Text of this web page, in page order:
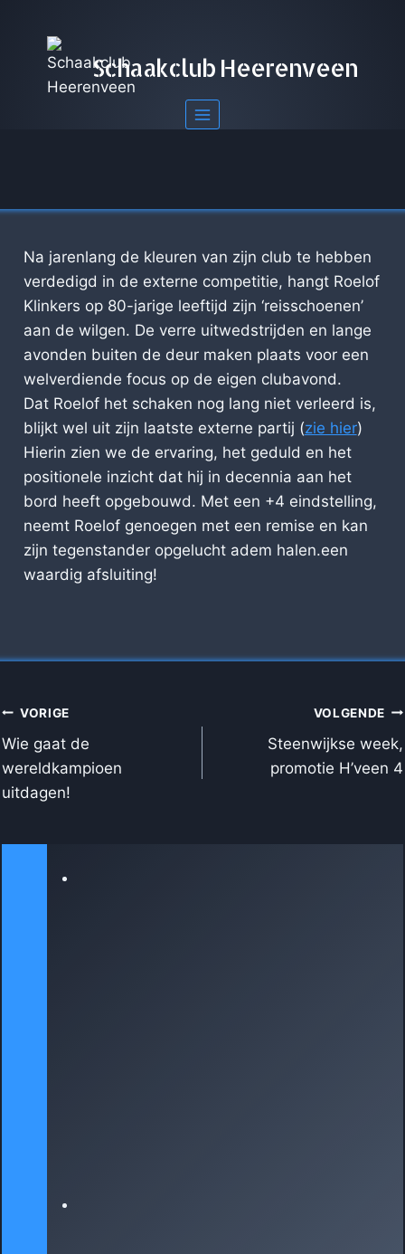
inhoud
Schaakclub Heerenveen
Na jarenlang de kleuren van zijn club te hebben
verdedigd in de externe competitie, hangt Roelof
Klinkers op 80-jarige leeftijd zijn ‘reisschoenen’
aan de wilgen. De verre uitwedstrijden en lange
avonden buiten de deur maken plaats voor een
welverdiende focus op de eigen clubavond.
Dat Roelof het schaken nog lang niet verleerd is,
blijkt wel uit zijn laatste externe partij (zie hier)
Hierin zien we de ervaring, het geduld en het
positionele inzicht dat hij in decennia aan het
bord heeft opgebouwd. Met een +4 eindstelling,
neemt Roelof genoegen met een remise en kan
zijn tegenstander opgelucht adem halen.een
waardig afsluiting!
BERICHT
NAVIGATIE
VORIGE
Wie gaat de
wereldkampioen
uitdagen!
VOLGENDE
Steenwijkse week,
promotie H’veen 4